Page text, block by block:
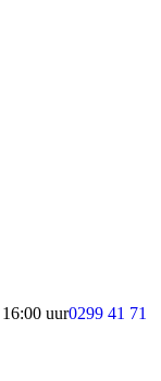
uur0299 41 71